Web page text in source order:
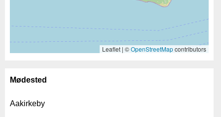
Leaflet | ©OpenStreetMapcontributors
Mødested
Aakirkeby